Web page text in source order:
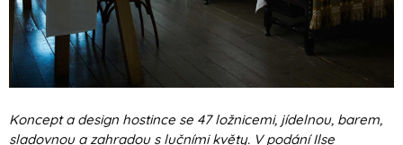
Koncept a design hostince se 47 ložnicemi, jídelnou, barem,
sladovnou a zahradou s lučními květy. V podání Ilse